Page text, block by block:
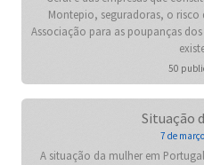
Montepio, seguradoras, o
Associação para as poupanças
50
Situação
7 de
A situação da mulher em